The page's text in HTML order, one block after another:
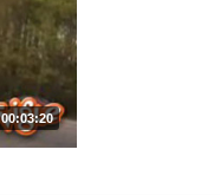
00:03:20